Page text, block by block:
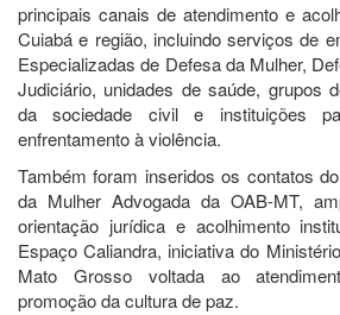
principais canais de atendimento e
Cuiabá e região, incluindo serviços de
Especializadas de Defesa da Mulher,
Judiciário, unidades de saúde, grupos
da sociedade civil e instituições
enfrentamento à violência.
Também foram inseridos os contatos
da Mulher Advogada da OAB-MT,
orientação jurídica e acolhimento
Espaço Caliandra, iniciativa do
Mato Grosso voltada ao
promoção da cultura de paz.